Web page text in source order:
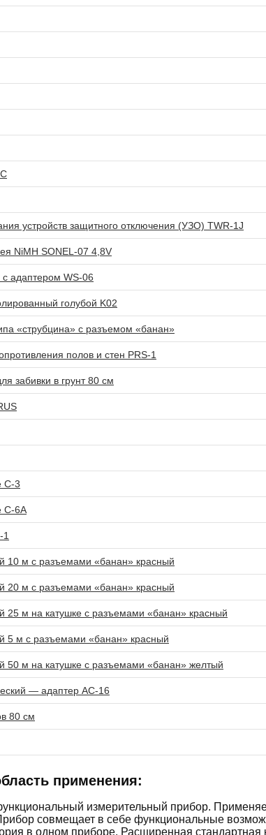
устройств защитного отключения (УЗО) TWR-1J
NiMH SONEL-07 4,8V
адаптером WS-06
голубой K02
«струбцина» с разъемом «банан»
полов и стен PRS-1
забивки в грунт 80 см
C-3
C-6A
1
10 м с разъемами «банан» красный
20 м с разъемами «банан» красный
25 м на катушке с разъемами «банан» красный
5 м с разъемами «банан» красный
50 м на катушке с разъемами «банан» желтый
— адаптер AC-16
80 см
применения:
измерительный прибор.
совмещает в себе функциональные
в одном приборе. Расширенная